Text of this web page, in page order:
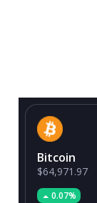
Bitcoin
$64,971.97
0.07%